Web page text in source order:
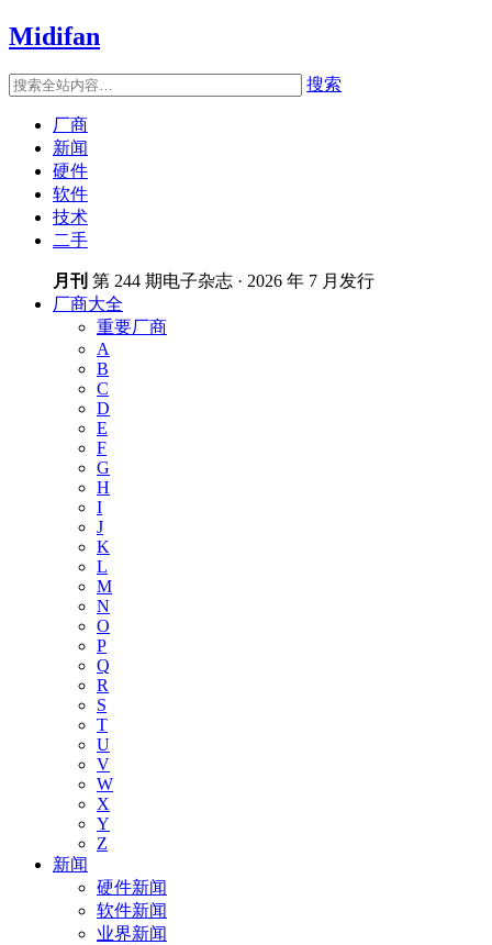
Midifan
搜索
厂商
新闻
硬件
软件
技术
二手
月刊 第 244 期电子杂志 · 2026 年 7 月发行
厂商大全
重要厂商
A
B
C
D
E
F
G
H
I
J
K
L
M
N
O
P
Q
R
S
T
U
V
W
X
Y
Z
新闻
硬件新闻
软件新闻
业界新闻